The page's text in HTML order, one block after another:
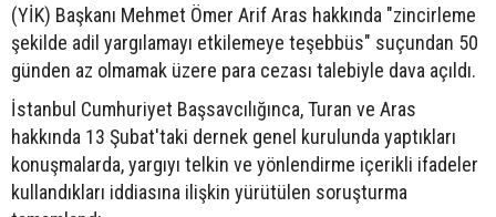
(YİK) Başkanı Mehmet Ömer Arif Aras hakkında "zincirleme
şekilde adil yargılamayı etkilemeye teşebbüs" suçundan 50
günden az olmamak üzere para cezası talebiyle dava açıldı.
İstanbul Cumhuriyet Başsavcılığınca, Turan ve Aras
hakkında 13 Şubat'taki dernek genel kurulunda yaptıkları
konuşmalarda, yargıyı telkin ve yönlendirme içerikli ifadeler
kullandıkları iddiasına ilişkin yürütülen soruşturma